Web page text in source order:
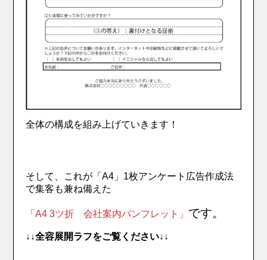
全体の構成を組み上げていきます！
そして、これが「A4」1枚アンケート広告作成法
で集客も兼ね備えた
「A4 3ツ折 会社案内パンフレット」 です。
↓↓全容展開ラフをご覧ください↓↓